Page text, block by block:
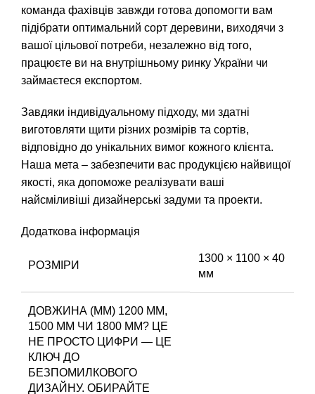
команда фахівців завжди готова допомогти вам
підібрати оптимальний сорт деревини, виходячи з
вашої цільової потреби, незалежно від того,
працюєте ви на внутрішньому ринку України чи
займаєтеся експортом.
Завдяки індивідуальному підходу, ми здатні
виготовляти щити різних розмірів та сортів,
відповідно до унікальних вимог кожного клієнта.
Наша мета – забезпечити вас продукцією найвищої
якості, яка допоможе реалізувати ваші
найсміливіші дизайнерські задуми та проекти.
Додаткова інформація
РОЗМІРИ
1300 × 1100 × 40
мм
ДОВЖИНА (ММ) 1200 ММ,
1500 ММ ЧИ 1800 ММ? ЦЕ
НЕ ПРОСТО ЦИФРИ — ЦЕ
КЛЮЧ ДО
БЕЗПОМИЛКОВОГО
ДИЗАЙНУ. ОБИРАЙТЕ